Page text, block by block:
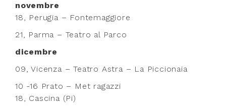
novembre
18, Perugia – Fontemaggiore
21, Parma – Teatro al Parco
dicembre
09, Vicenza – Teatro Astra – La Piccionaia
10 -16 Prato – Met ragazzi
18, Cascina (Pi)